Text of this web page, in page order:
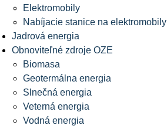
Elektromobily
Nabíjacie stanice na elektromobily
Jadrová energia
Obnoviteľné zdroje OZE
Biomasa
Geotermálna energia
Slnečná energia
Veterná energia
Vodná energia